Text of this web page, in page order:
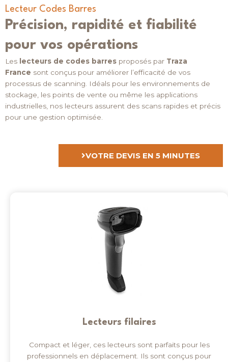
Lecteur Codes Barres
Précision, rapidité et fiabilité
pour vos opérations
Les lecteurs de codes barres proposés par Traza
France sont conçus pour améliorer l’efficacité de vos
processus de scanning. Idéals pour les environnements de
stockage, les points de vente ou même les applications
industrielles, nos lecteurs assurent des scans rapides et précis
pour une gestion optimisée.
VOTRE DEVIS EN 5 MINUTES
Lecteurs filaires
Compact et léger, ces lecteurs sont parfaits pour les
professionnels en déplacement. Ils sont conçus pour